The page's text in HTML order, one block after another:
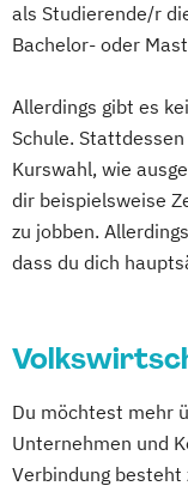
als Studierende/r
Bachelor- oder
Allerdings gibt es
Schule.
Kurswahl, wie
dir beispielsweise
zu jobben.
dass du dich
Du möchtest mehr
Unternehmen und
Verbindung